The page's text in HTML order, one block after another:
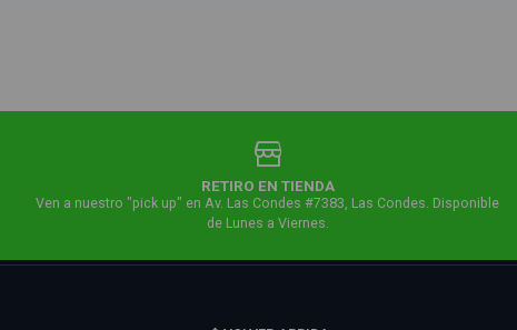
RETIRO EN TIENDA
Ven a nuestro "pick up" en Av. Las Condes #7383, Las Condes. Disponible
de Lunes a Viernes.